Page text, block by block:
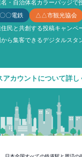
・自治体名カラーバッジで
〇〇電鉄
△△市観光協会
民と共創する投稿キャンペ
ら集客できるデジタルスタ
アカウントについて詳し